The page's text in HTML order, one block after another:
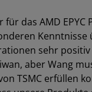
für das AMD
sehr
aber Wang
TSMC erfüllen